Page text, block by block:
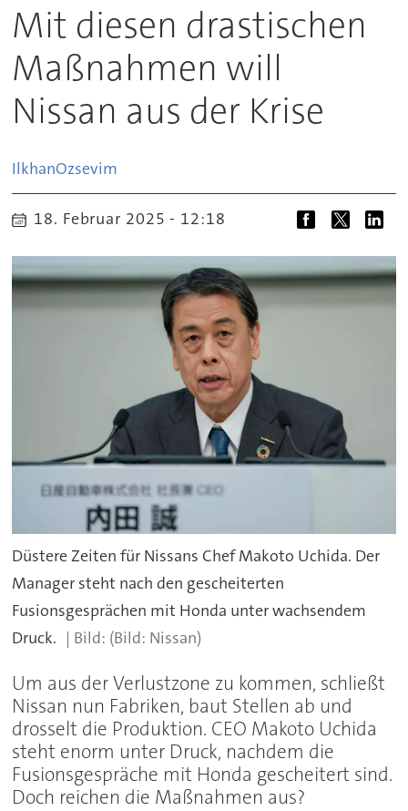
Mit diesen drastischen
Maßnahmen will
Nissan aus der Krise
IlkhanOzsevim
18. Februar 2025 - 12:18
Düstere Zeiten für Nissans Chef Makoto Uchida. Der
Manager steht nach den gescheiterten
Fusionsgesprächen mit Honda unter wachsendem
Druck.
(Bild: Nissan)
Um aus der Verlustzone zu kommen, schließt
Nissan nun Fabriken, baut Stellen ab und
drosselt die Produktion. CEO Makoto Uchida
steht enorm unter Druck, nachdem die
Fusionsgespräche mit Honda gescheitert sind.
Doch reichen die Maßnahmen aus?